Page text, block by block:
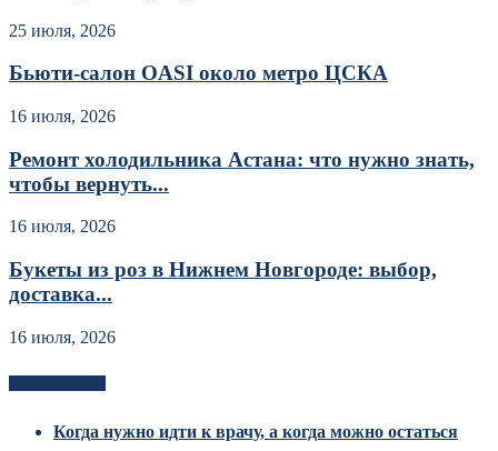
25 июля, 2026
Бьюти-салон OASI около метро ЦСКА
16 июля, 2026
Ремонт холодильника Астана: что нужно знать,
чтобы вернуть...
16 июля, 2026
Букеты из роз в Нижнем Новгороде: выбор,
доставка...
16 июля, 2026
Когда нужно идти к врачу, а когда можно остаться